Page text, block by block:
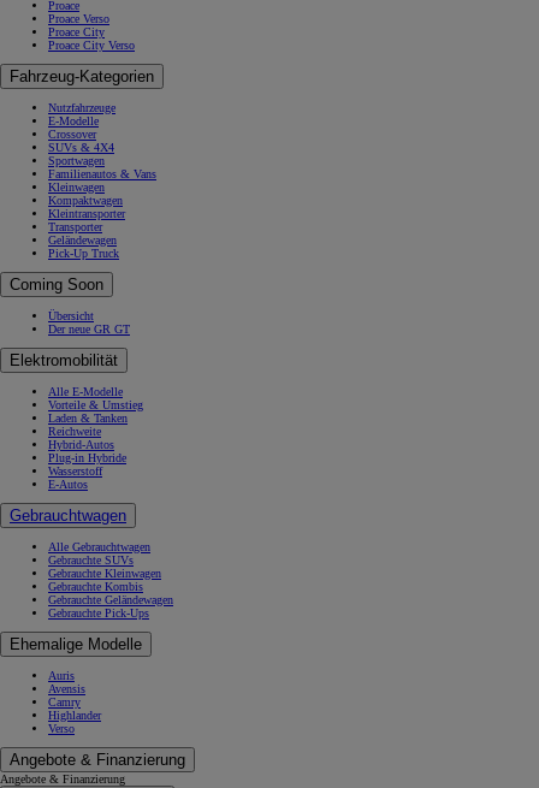
Proace
Proace Verso
Proace City
Proace City Verso
Fahrzeug-Kategorien
Nutzfahrzeuge
E-Modelle
Crossover
SUVs & 4X4
Sportwagen
Familienautos & Vans
Kleinwagen
Kompaktwagen
Kleintransporter
Transporter
Geländewagen
Pick-Up Truck
Coming Soon
Übersicht
Der neue GR GT
Elektromobilität
Alle E-Modelle
Vorteile & Umstieg
Laden & Tanken
Reichweite
Hybrid-Autos
Plug-in Hybride
Wasserstoff
E-Autos
Gebrauchtwagen
Alle Gebrauchtwagen
Gebrauchte SUVs
Gebrauchte Kleinwagen
Gebrauchte Kombis
Gebrauchte Geländewagen
Gebrauchte Pick-Ups
Ehemalige Modelle
Auris
Avensis
Camry
Highlander
Verso
Angebote & Finanzierung
Angebote & Finanzierung